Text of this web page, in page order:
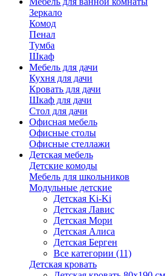
Зеркало
Комод
Пенал
Тумба
Шкаф
Мебель для дачи
Кухня для дачи
Кровать для дачи
Шкаф для дачи
Стол для дачи
Офисная мебель
Офисные столы
Офисные стеллажи
Детская мебель
Детские комоды
Мебель для школьников
Модульные детские
Детская Ki-Ki
Детская Лавис
Детская Мори
Детская Алиса
Детская Берген
Все категории (11)
Детская кровать